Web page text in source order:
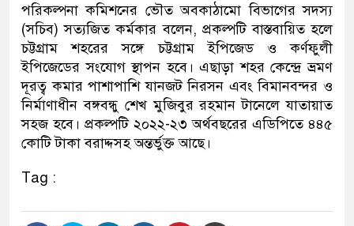
পরিকল্পনা কমিশনের ভৌত অবকাঠামো বিভাগের সদস্য
(সচিব) সত্যজিত কর্মকার বলেন, প্রকল্পটি বাস্তবায়িত হলে
চট্টগ্রাম শহরের সঙ্গে চট্টগ্রাম ইপিজেড ও কর্ণফুলী
ইপিজেডের সংযোগ স্থাপন হবে। এছাড়া শহর কেন্দ্রে ভ্রমণ
দূরত্ব কমার পাশাপাশি যানজট নিরসন এবং বিমানবন্দর ও
নির্মাণাধীন বঙ্গবন্ধু শেখ মুজিবুর রহমান টানেলে যাতায়াত
সহজ হবে। প্রকল্পটি ২০২২-২৩ অর্থবছরের এডিপিতে ৪৪৫
কোটি টাকা বরাদ্দসহ অন্তর্ভুক্ত আছে।
Tag :